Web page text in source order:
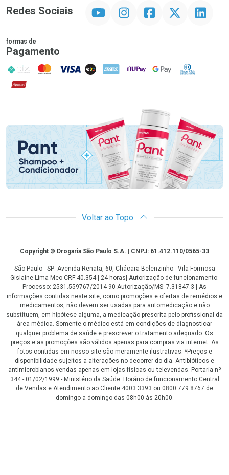
Redes Sociais InstagramFacebookTwitter Linkedin
formas de
Pagamento
PIX MasterCard
VISA ELO AMEX NuPay Google PayDiners Club
Hipercard
Promoção em Destaque
Voltar ao Topo
CopyrightCopyright © Drogaria São Paulo S.A. | CNPJ: 61.412.110/0565-33
São Paulo - SP: Avenida Renata, 60, Chácara Belenzinho - Vila Formosa
Gislaine Lima Meo CRF 40.354 | 24 horas| Autorização de funcionamento:
Processo: 2531.559767/2014-90 Autorização/MS: 7.31847.3 | As
informações contidas neste site, como promoções e ofertas de remédios e
medicamentos, não devem ser usadas para automedicação e não
substituem, em hipótese alguma, a medicação prescrita pelo profissional da
área médica. Somente o médico está em condições de diagnosticar
qualquer problema de saúde e prescrever o tratamento adequado. Os
preços e as promoções são válidos apenas para compras via internet. As
fotos contidas em nosso site são meramente ilustrativas. *Preços e
disponibilidade sujeitos a alterações no decorrer do dia. Antibióticos e
antimicrobianos vendas apenas em lojas físicas ou televendas. Portaria nº
344 - 01/02/1999 - Ministério da Saúde. Horário de funcionamento Central
de Vendas e Atendimento ao Cliente 4003 3393 ou 0800 779 8767 de
domingo a domingo das 08h00 às 20h00.